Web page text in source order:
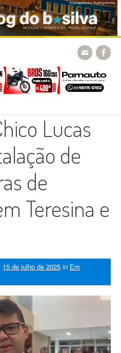
Lucas
de
de
Teresina e
15 de julho de 2025 in Em